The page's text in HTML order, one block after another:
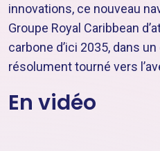
innovations, ce nouveau
Groupe Royal Caribbean
carbone d’ici 2035, dans
résolument tourné vers
En vidéo